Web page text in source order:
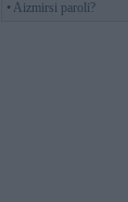
• Aizmirsi paroli?